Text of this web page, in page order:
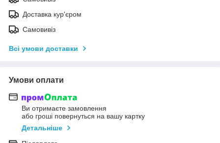
Доставка кур'єром
Самовивіз
Всі умови доставки
Умови оплати
Ви отримаєте замовлення
або гроші повернуться на вашу картку
Детальніше